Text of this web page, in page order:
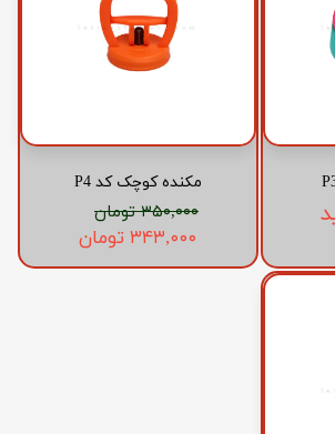
مکنده کوچک کد P4
۳۵۰,۰۰۰ تومان
۳۴۳,۰۰۰ تومان